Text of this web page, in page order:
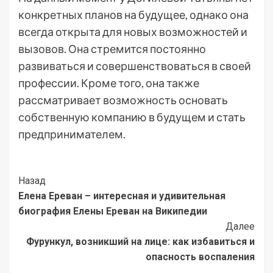
конкретных планов на будущее, однако она
всегда открыта для новых возможностей и
вызовов. Она стремится постоянно
развиваться и совершенствоваться в своей
профессии. Кроме того, она также
рассматривает возможность основать
собственную компанию в будущем и стать
предпринимателем.
Post
Navigation
Назад
Елена Ереван – интересная и удивительная
биография Елены Ереван на Википедии
Далее
Фурункул, возникший на лице: как избавиться и
опасность воспаления